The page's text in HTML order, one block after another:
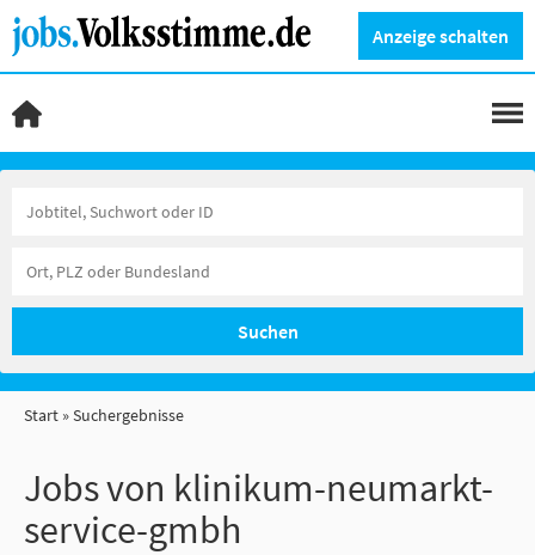
Anzeige schalten
Suchen
Start Suchergebnisse
Jobs von klinikum-neumarkt-
service-gmbh